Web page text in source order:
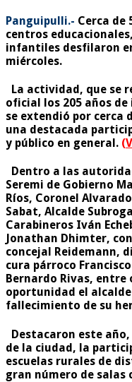
Panguipulli.- Cerca
centros
infantiles desfilaron
miércoles.
La actividad, que se
oficial los 205 años
se extendió por cerca
una destacada
y público en general. (
Dentro a las
Seremi de Gobierno
Ríos, Coronel
Sabat, Alcalde
Carabineros Iván
Jonathan Dhimter,
concejal Reidemann,
cura párroco
Bernardo Rivas,
oportunidad el
fallecimiento de su
Destacaron este
de la ciudad, la
escuelas rurales de
gran número de salas